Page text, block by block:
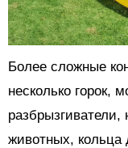
Более сложные
несколько горок,
животных, кольца